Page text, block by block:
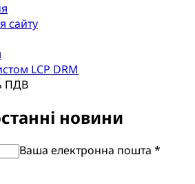
сайту
LCP DRM
ПДВ
новини
Ваша електронна пошта *